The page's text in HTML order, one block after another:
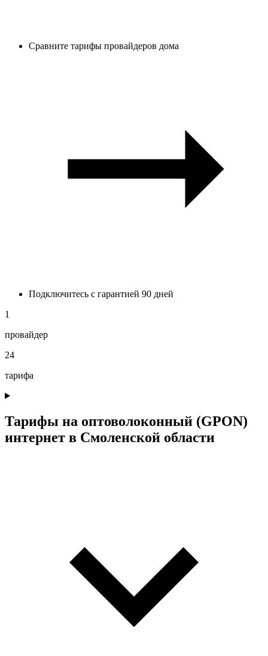
Сравните тарифы провайдеров дома
Подключитесь с гарантией 90 дней
1
провайдер
24
тарифа
Тарифы на оптоволоконный (GPON)
интернет в Смоленской области